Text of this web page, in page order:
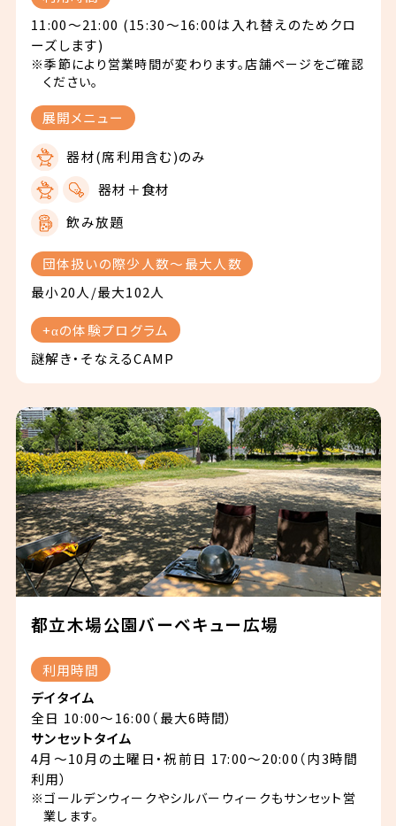
11:00～21:00 (15:30～16:00は入れ替えのためクロ
ーズします)
※季節により営業時間が変わります。店舗ページをご確認
ください。
展開メニュー
器材(席利用含む)のみ
器材＋食材
飲み放題
団体扱いの際少人数〜最大人数
最小20人/最大102人
+αの体験プログラム
謎解き・そなえるCAMP
都立木場公園バーベキュー広場
利用時間
デイタイム
全日 10:00～16:00（最大6時間）
サンセットタイム
4月～10月の土曜日・祝前日 17:00～20:00（内3時間
利用）
※ゴールデンウィークやシルバーウィークもサンセット営
業します。